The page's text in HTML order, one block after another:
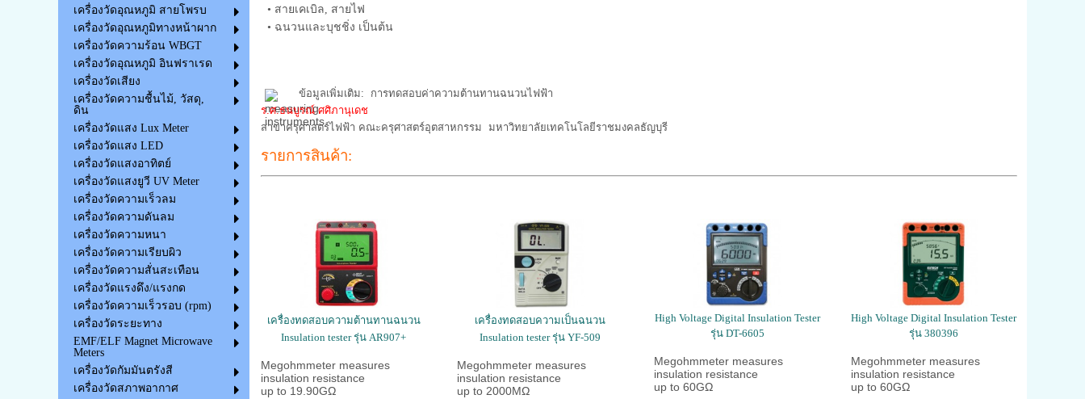
เครื่องวัดอุณหภูมิ สายโพรบ
เครื่องวัดอุณหภูมิทางหน้าผาก
เครื่องวัดความร้อน WBGT
เครื่องวัดอุณหภูมิ อินฟราเรด
เครื่องวัดเสียง
เครื่องวัดความชื้นไม้, วัสดุ,
ดิน
เครื่องวัดแสง Lux Meter
เครื่องวัดแสง LED
เครื่องวัดแสงอาทิตย์
เครื่องวัดแสงยูวี UV Meter
เครื่องวัดความเร็วลม
เครื่องวัดความดันลม
เครื่องวัดความหนา
เครื่องวัดความเรียบผิว
เครื่องวัดความสั่นสะเทือน
เครื่องวัดแรงดึง/แรงกด
เครื่องวัดความเร็วรอบ (rpm)
เครื่องวัดระยะทาง
EMF/ELF Magnet Microwave
Meters
เครื่องวัดกัมมันตรังสี
เครื่องวัดสภาพอากาศ
• สายเคเบิล, สายไฟ
• ฉนวนและบุชชิ่ง เป็นต้น
ข้อมูลเพิ่มเติม: การทดสอบค่าความต้านทานฉนวนไฟฟ้า
ร.ศ.ธนบูรณ์ ศศิภานุเดช
สาขาครุศาสตร์ไฟฟ้า คณะครุศาสตร์อุตสาหกรรม มหาวิทยาลัยเทคโนโลยีราชมงคลธัญบุรี
รายการสินค้า:
เครื่องทดสอบความต้านทานฉนวน
Insulation tester รุ่น AR907+
Megohmmeter measures
insulation resistance
up to 19.90GΩ
เครื่องทดสอบความเป็นฉนวน
Insulation tester รุ่น YF-509
Megohmmeter measures
insulation resistance
up to 2000MΩ
High Voltage Digital Insulation Tester
รุ่น DT-6605
Megohmmeter measures
insulation resistance
up to 60GΩ
High Voltage Digital Insulation Tester
รุ่น 380396
Megohmmeter measures
insulation resistance
up to 60GΩ